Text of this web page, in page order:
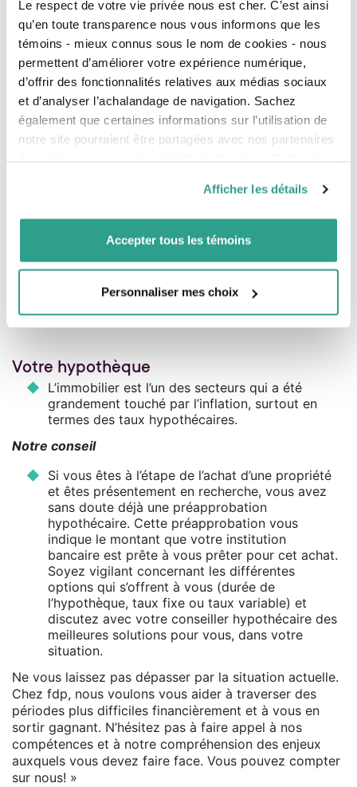
Le respect de votre vie privée nous est cher. C’est ainsi
qu’en toute transparence nous vous informons que les
témoins - mieux connus sous le nom de cookies - nous
permettent d’améliorer votre expérience numérique,
d’offrir des fonctionnalités relatives aux médias sociaux
et d’analyser l’achalandage de navigation. Sachez
également que certaines informations sur l’utilisation de
notre site pourraient être partagées avec nos partenaires
vous leur auriez fournies ou qu’ils auraient collectées lors
de votre utilisation de leurs services.
Afficher les détails
Accepter tous les témoins
Personnaliser mes choix
votre conseiller. Vous pourrez faire une nouvelle
évaluation objective de votre situation,
déterminer clairement vos priorités et ajuster
votre budget en conséquence. Deux têtes
valent mieux qu’une dans ce cas-là, et votre
conseiller pourra vous faire des
recommandations concrètes pour garder votre
équilibre budgétaire.
Si vous avez commencé un programme
cette épargne. Parlez d’abord à votre conseiller
Si vous avez un compte REER, continuez d’y
contribuer, surtout si vous avez travaillé une
année complète. Ces contributions vous
déclaration de revenus et elles vous aident à
bâtir votre sécurité financière.
Votre hypothèque
L’immobilier est l’un des secteurs qui a été
grandement touché par l’inflation, surtout en
termes des taux hypothécaires.
Notre conseil
Si vous êtes à l’étape de l’achat d’une propriété
et êtes présentement en recherche, vous avez
sans doute déjà une préapprobation
hypothécaire. Cette préapprobation vous
indique le montant que votre institution
bancaire est prête à vous prêter pour cet achat.
Soyez vigilant concernant les différentes
options qui s’offrent à vous (durée de
l’hypothèque, taux fixe ou taux variable) et
discutez avec votre conseiller hypothécaire des
meilleures solutions pour vous, dans votre
situation.
Ne vous laissez pas dépasser par la situation actuelle.
Chez fdp, nous voulons vous aider à traverser des
périodes plus difficiles financièrement et à vous en
sortir gagnant. N’hésitez pas à faire appel à nos
compétences et à notre compréhension des enjeux
auxquels vous devez faire face. Vous pouvez compter
sur nous! »